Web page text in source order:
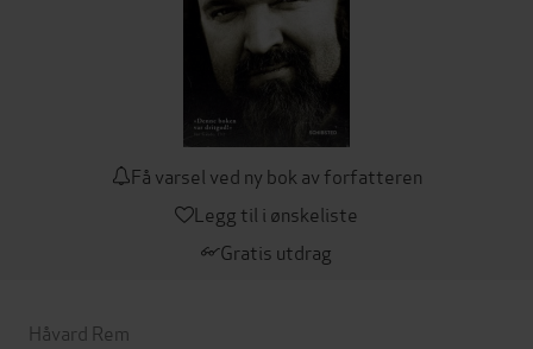
Få varsel ved ny bok av forfatteren
Legg til i ønskeliste
Gratis utdrag
Håvard Rem